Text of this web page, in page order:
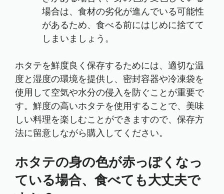
場合は、食材の劣化が進んでいる可能性
があるため、食べる前にはじめに捨てて
しまいましょう。
ホタテを鮮度良く保存するためには、適切な温
度と湿度の環境を提供し、密封容器や冷凍袋を
使用して空気や水分の侵入を防ぐことが重要で
す。鮮度の高いホタテを使用することで、美味
しい料理を楽しむことができますので、保存方
法に留意しながら購入してください。
ホタテの身の色が赤っぽくなっ
ている場合、食べても大丈夫で